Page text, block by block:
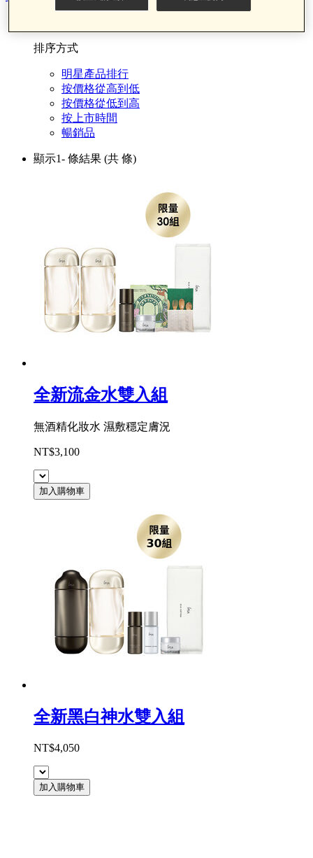
排序方式
明星產品排行
按價格從高到低
按價格從低到高
按上市時間
暢銷品
顯示1- 條結果 (共 條)
全新流金水雙入組
無酒精化妝水 濕敷穩定膚況
NT$3,100
加入購物車
全新黑白神水雙入組
NT$4,050
加入購物車